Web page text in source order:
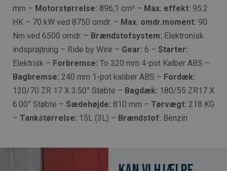
mm – Motorstørrelse: 896,1 cm³ – Max. effekt: 95.2
HK – 70 kW ved 8750 omdr. – Max. omdr.moment: 90
Nm ved 6500 omdr. – Brændstofsystem: Elektronisk
indsprøjtning – Ride by Wire – Gear: 6 – Starter:
Elektrisk – Forbremse: To 320 mm 4-pot Kalber ABS –
Bagbremse: 240 mm 1-pot kaliber ABS – Fordæk:
120/70 ZR 17 X 3.50” Støbte – Bagdæk: 180/55 ZR17 X
6.00” Støbte – Sædehøjde: 810 mm – Tørvægt: 218 KG
– Tankstørrelse: 15L (3L) – Brændstof: Benzin